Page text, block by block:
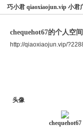
巧小君 qiaoxiaojun.vip 小君
chequehot67的个人空间
http://qiaoxiaojun.vip/
头像
chequehot67